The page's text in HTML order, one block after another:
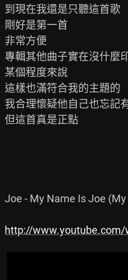
到現在我還是只聽這首歌
剛好是第一首
非常方便
專輯其他曲子實在沒什麼
某個程度來說
這樣也滿符合我的主題的
我合理懷疑他自己也忘記
但這首真是正點
Joe - My Name Is Joe
http://www.youtube.com/